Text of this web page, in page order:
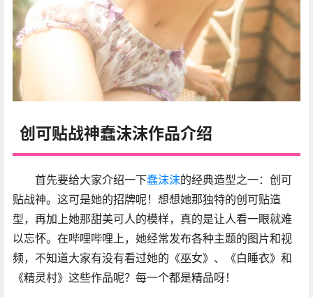
创可贴战神蠢沫沫作品介绍
首先要给大家介绍一下蠢沫沫的经典造型之一：创可
贴战神。这可是她的招牌呢！想想她那独特的创可贴造
型，再加上她那甜美可人的模样，真的是让人看一眼就难
以忘怀。在哔哩哔哩上，她经常发布各种主题的图片和视
频，不知道大家有没有看过她的《巫女》、《白睡衣》和
《精灵村》这些作品呢？每一个都是精品呀！